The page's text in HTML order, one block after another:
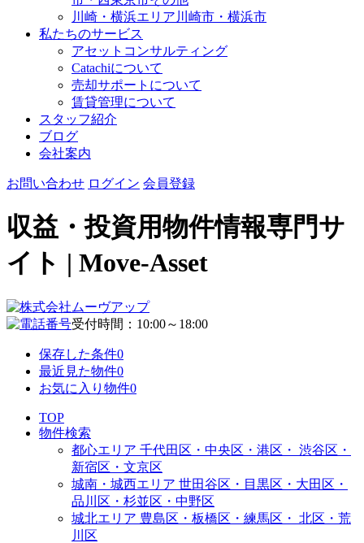
川崎・横浜エリア 川崎市・横浜市
私たちのサービス
アセットコンサルティング
Catachiについて
売却サポートについて
賃貸管理について
スタッフ紹介
ブログ
会社案内
お問い合わせ ログイン 会員登録
収益・投資用物件情報専門サ
イト | Move-Asset
受付時間：10:00～18:00
保存した条件0
最近見た物件0
お気に入り物件0
TOP
物件検索
都心エリア 千代田区・中央区・港区・ 渋谷区・
新宿区・文京区
城南・城西エリア 世田谷区・目黒区・大田区・
品川区・杉並区・中野区
城北エリア 豊島区・板橋区・練馬区・ 北区・荒
川区